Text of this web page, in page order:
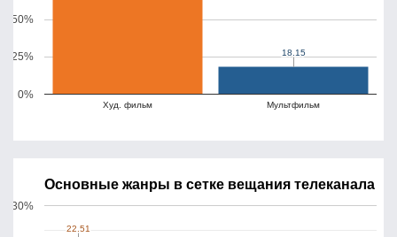
Худ. фильм Мультфильм
0%
25%
50%
18.15
18.15
Основные жанры в сетке вещания телеканала
30%
22.51
22.51